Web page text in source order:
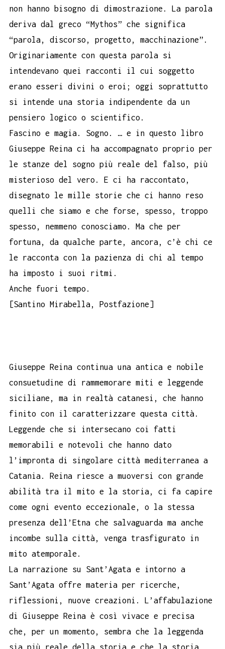
non hanno bisogno di dimostrazione. La parola
deriva dal greco “Mythos” che significa
“parola, discorso, progetto, macchinazione”.
Originariamente con questa parola si
intendevano quei racconti il cui soggetto
erano esseri divini o eroi; oggi soprattutto
si intende una storia indipendente da un
pensiero logico o scientifico.
Fascino e magia. Sogno. … e in questo libro
Giuseppe Reina ci ha accompagnato proprio per
le stanze del sogno più reale del falso, più
misterioso del vero. E ci ha raccontato,
disegnato le mille storie che ci hanno reso
quelli che siamo e che forse, spesso, troppo
spesso, nemmeno conosciamo. Ma che per
fortuna, da qualche parte, ancora, c’è chi ce
le racconta con la pazienza di chi al tempo
ha imposto i suoi ritmi.
Anche fuori tempo.
[Santino Mirabella, Postfazione]
Giuseppe Reina continua una antica e nobile
consuetudine di rammemorare miti e leggende
siciliane, ma in realtà catanesi, che hanno
finito con il caratterizzare questa città.
Leggende che si intersecano coi fatti
memorabili e notevoli che hanno dato
l’impronta di singolare città mediterranea a
Catania. Reina riesce a muoversi con grande
abilità tra il mito e la storia, ci fa capire
come ogni evento eccezionale, o la stessa
presenza dell’Etna che salvaguarda ma anche
incombe sulla città, venga trasfigurato in
mito atemporale.
La narrazione su Sant’Agata e intorno a
Sant’Agata offre materia per ricerche,
riflessioni, nuove creazioni. L’affabulazione
di Giuseppe Reina è così vivace e precisa
che, per un momento, sembra che la leggenda